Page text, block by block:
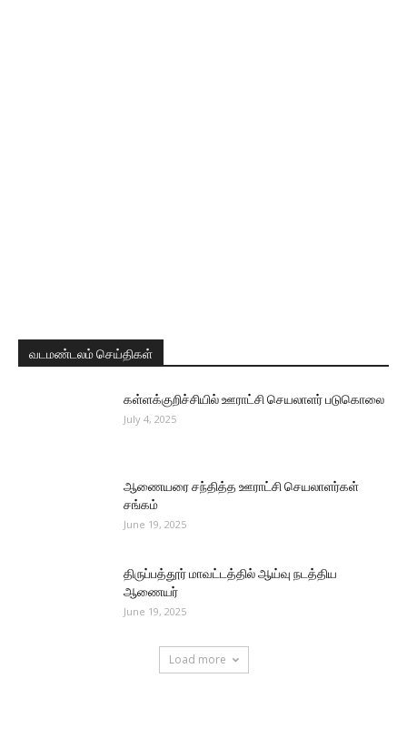
வடமண்டலம் செய்திகள்
கள்ளக்குறிச்சியில் ஊராட்சி செயலாளர் படுகொலை
July 4, 2025
ஆணையரை சந்தித்த ஊராட்சி செயலாளர்கள்
சங்கம்
June 19, 2025
திருப்பத்தூர் மாவட்டத்தில் ஆய்வு நடத்திய
ஆணையர்
June 19, 2025
Load more